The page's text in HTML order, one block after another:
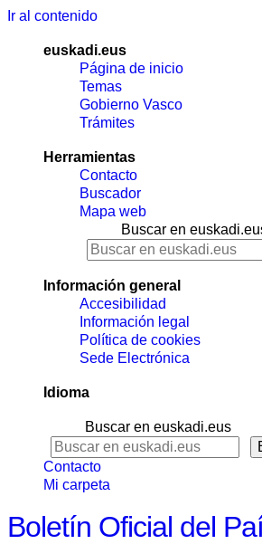
Ir al contenido
euskadi.eus
Página de inicio
Temas
Gobierno Vasco
Trámites
Herramientas
Contacto
Buscador
Mapa web
Buscar en
Información general
Accesibilidad
Información legal
Política de cookies
Sede Electrónica
Idioma
Buscar en euskadi.eus
Contacto
Mi carpeta
Boletín Oficial del